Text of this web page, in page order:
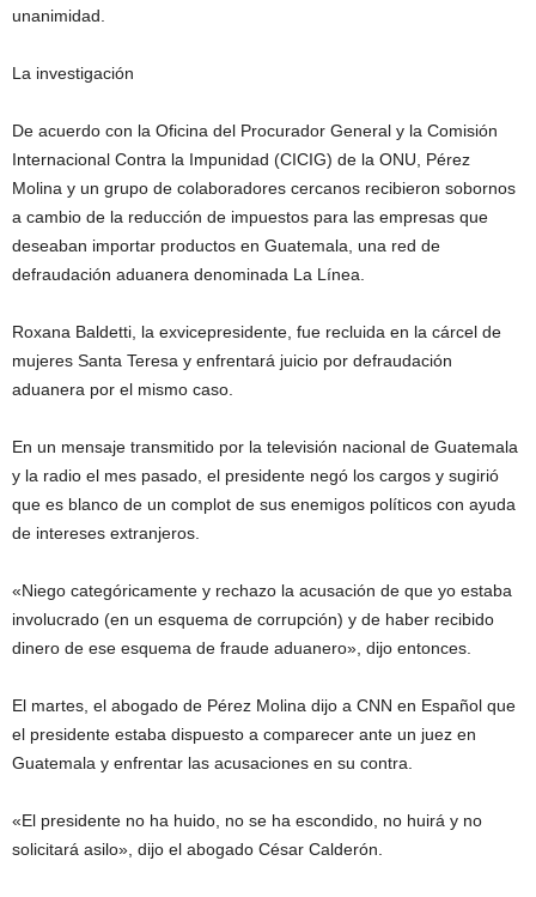
unanimidad.
La investigación
De acuerdo con la Oficina del Procurador General y la Comisión
Internacional Contra la Impunidad (CICIG) de la ONU, Pérez
Molina y un grupo de colaboradores cercanos recibieron sobornos
a cambio de la reducción de impuestos para las empresas que
deseaban importar productos en Guatemala, una red de
defraudación aduanera denominada La Línea.
Roxana Baldetti, la exvicepresidente, fue recluida en la cárcel de
mujeres Santa Teresa y enfrentará juicio por defraudación
aduanera por el mismo caso.
En un mensaje transmitido por la televisión nacional de Guatemala
y la radio el mes pasado, el presidente negó los cargos y sugirió
que es blanco de un complot de sus enemigos políticos con ayuda
de intereses extranjeros.
«Niego categóricamente y rechazo la acusación de que yo estaba
involucrado (en un esquema de corrupción) y de haber recibido
dinero de ese esquema de fraude aduanero», dijo entonces.
El martes, el abogado de Pérez Molina dijo a CNN en Español que
el presidente estaba dispuesto a comparecer ante un juez en
Guatemala y enfrentar las acusaciones en su contra.
«El presidente no ha huido, no se ha escondido, no huirá y no
solicitará asilo», dijo el abogado César Calderón.